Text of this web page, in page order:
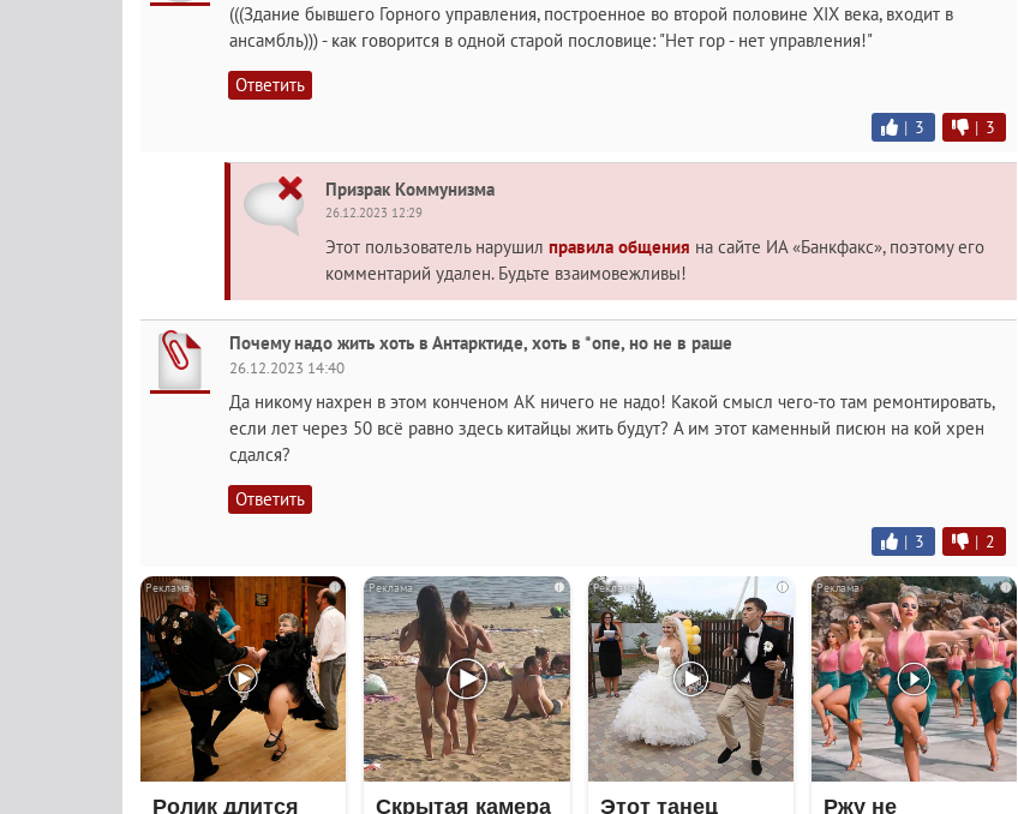
(((Здание бывшего Горного управления, построенное во второй половине XIX века, входит в
ансамбль))) - как говорится в одной старой пословице: "Нет гор - нет управления!"
Ответить
| 3 | 3
Призрак Коммунизма
26.12.2023 12:29
Этот пользователь нарушил правила общения на сайте ИА «Банкфакс», поэтому его
комментарий удален. Будьте взаимовежливы!
Почему надо жить хоть в Антарктиде, хоть в *опе, но не в раше
26.12.2023 14:40
Да никому нахрен в этом конченом АК ничего не надо! Какой смысл чего-то там ремонтировать,
если лет через 50 всё равно здесь китайцы жить будут? А им этот каменный писюн на кой хрен
сдался?
Ответить
| 3 | 2
i
Ролик длится
i
Скрытая камера
i
Этот танец
i
Ржу не